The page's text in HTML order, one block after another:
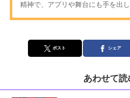
精神で、アプリや舞台にも手を出し
ポスト シェア
あわせて読